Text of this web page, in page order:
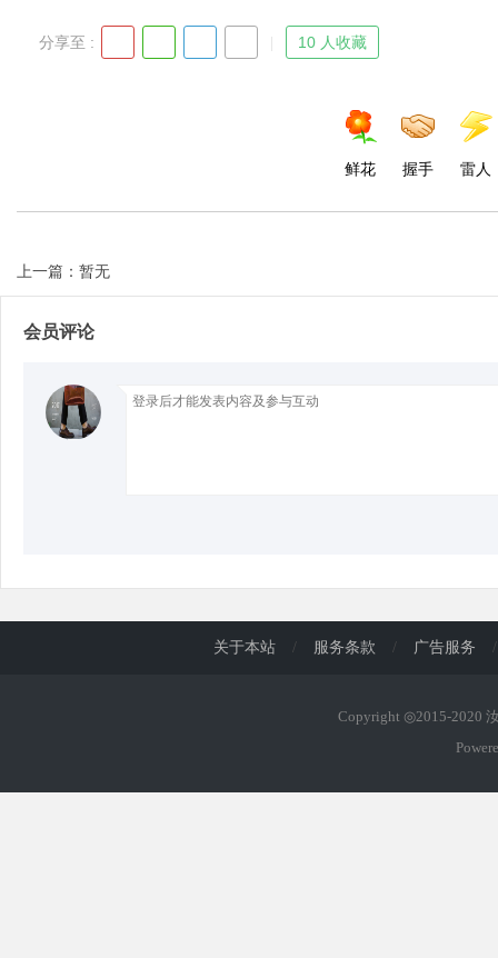
分享至 : 10 人收藏
鲜花 握手 雷人
上一篇：暂无
会员评论
关于本站 / 服务条款 / 广告服务 /
Copyright ◎2015-2020